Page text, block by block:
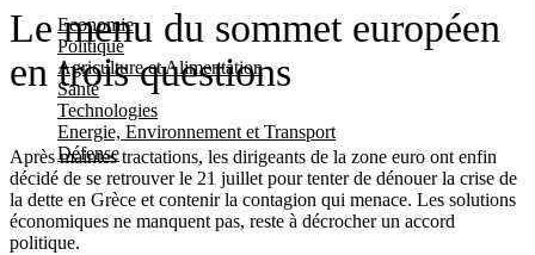
Economie
Politique
Agriculture et Alimentation
Santé
Technologies
Energie, Environnement et Transport
Défense
Le menu du sommet européen
en trois questions
Après maintes tractations, les dirigeants de la zone euro ont enfin
décidé de se retrouver le 21 juillet pour tenter de dénouer la crise de
la dette en Grèce et contenir la contagion qui menace. Les solutions
économiques ne manquent pas, reste à décrocher un accord
politique.